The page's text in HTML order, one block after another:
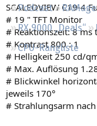
Podcast
RX 9000 „Deals“
CPU-Rangliste
SCALEOVIEW C19-4
# 19 " TFT Monitor
# Reaktionszeit: 8 ms
# Kontrast 800 : 1
# Helligkeit 250 cd/
# Max. Auflösung
# Blickwinkel
jeweils 170°
# Strahlungsarm nach